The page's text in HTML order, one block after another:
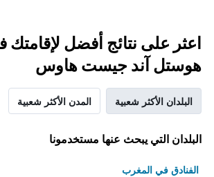
اعثر على نتائج أفضل لإقامتك
هوستل آند جيست هاوس
البلدان الأكثر شعبية المدن الأكثر شعبية
البلدان التي يبحث عنها مستخدمونا
الفنادق في المغرب